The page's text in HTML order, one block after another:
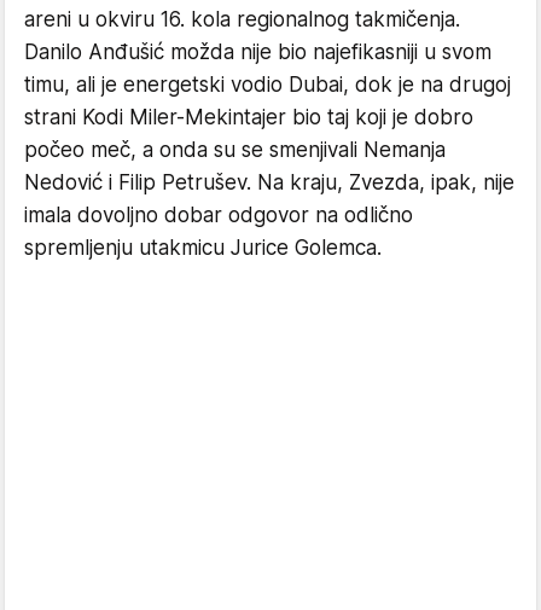
areni u okviru 16. kola regionalnog takmičenja.
Danilo Anđušić možda nije bio najefikasniji u svom
timu, ali je energetski vodio Dubai, dok je na drugoj
strani Kodi Miler-Mekintajer bio taj koji je dobro
počeo meč, a onda su se smenjivali Nemanja
Nedović i Filip Petrušev. Na kraju, Zvezda, ipak, nije
imala dovoljno dobar odgovor na odlično
spremljenju utakmicu Jurice Golemca.